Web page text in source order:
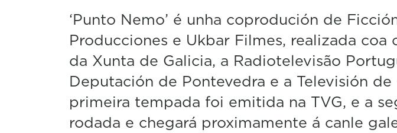
‘Punto Nemo’ é unha coprodución de
Producciones e Ukbar Filmes, realizada coa
da Xunta de Galicia, a Radiotelevisão
Deputación de Pontevedra e a Televisión de
primeira tempada foi emitida na TVG, e a
rodada e chegará proximamente á canle